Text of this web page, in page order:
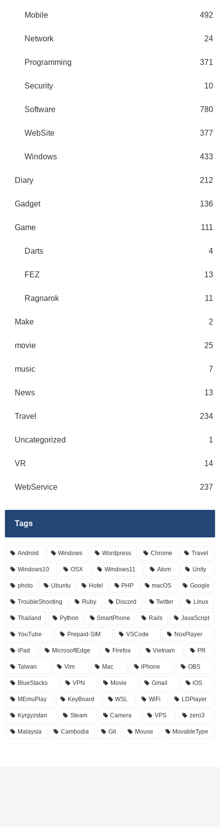
Mobile 492
Network 24
Programming 371
Security 10
Software 780
WebSite 377
Windows 433
Diary 212
Gadget 136
Game 111
Darts 4
FEZ 13
Ragnarok 11
Make 2
movie 25
music 7
News 13
Travel 234
Uncategorized 1
VR 14
WebService 237
Tags
Android Windows Wordpress Chrome Travel
Windows10 OSX Windows11 Atom Unity
photo Ubuntu Hotel PHP macOS Google
TroubleShooting Ruby Discord Twitter Linux
Thailand Python SmartPhone Rails JavaScript
YouTube Prepaid-SIM VSCode NoxPlayer
iPad MicrosoftEdge Firefox Vietnam PR
Taiwan Vim Mac iPhone OBS
BlueStacks VPN Movie Gmail iOS
MEmuPlay KeyBoard WSL WiFi LDPlayer
Kyrgyzstan Steam Camera VPS zero3
Malaysia Cambodia Git Mouse MovableType